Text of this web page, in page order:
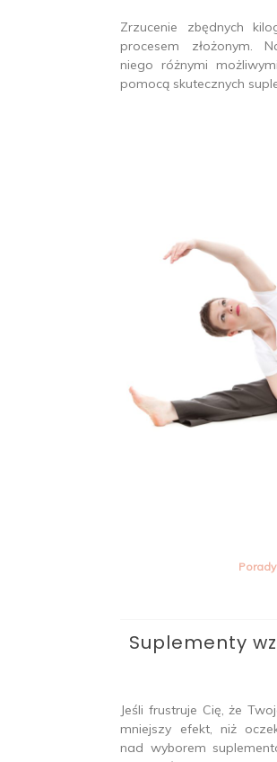
Zrzucenie zbędnych
procesem złożonym.
niego różnymi
pomocą skutecznych
Suplementy
Jeśli frustruje Cię, że
mniejszy efekt, niż
nad wyborem